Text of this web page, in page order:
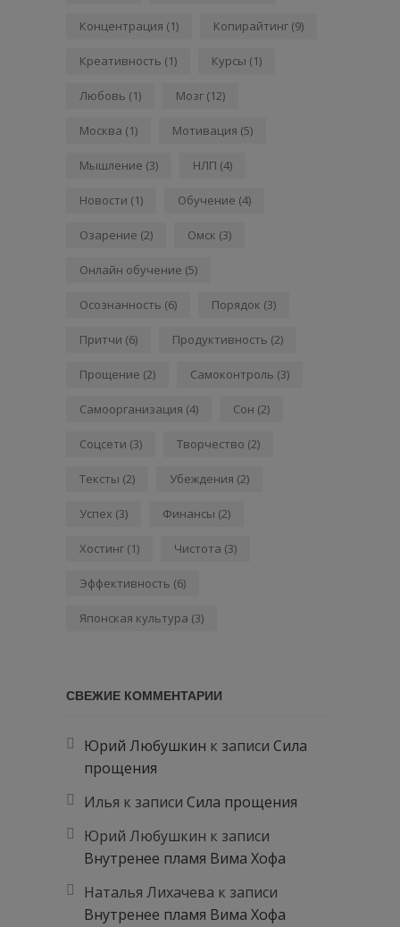
Концентрация (1) Копирайтинг (9)
Креативность (1) Курсы (1)
Любовь (1) Мозг (12)
Москва (1) Мотивация (5)
Мышление (3) НЛП (4)
Новости (1) Обучение (4)
Озарение (2) Омск (3)
Онлайн обучение (5)
Осознанность (6) Порядок (3)
Притчи (6) Продуктивность (2)
Прощение (2) Самоконтроль (3)
Самоорганизация (4) Сон (2)
Соцсети (3) Творчество (2)
Тексты (2) Убеждения (2)
Успех (3) Финансы (2)
Хостинг (1) Чистота (3)
Эффективность (6)
Японская культура (3)
СВЕЖИЕ КОММЕНТАРИИ
Юрий Любушкин к записи Сила
прощения
Илья к записи Сила прощения
Юрий Любушкин к записи
Внутренее пламя Вима Хофа
Наталья Лихачева к записи
Внутренее пламя Вима Хофа